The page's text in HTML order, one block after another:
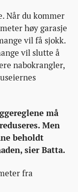
Når du kommer
høy garasje
vil få sjokk.
vil slutte å
nabokrangler,
må
Men
beholdt
sier Batta.
fra